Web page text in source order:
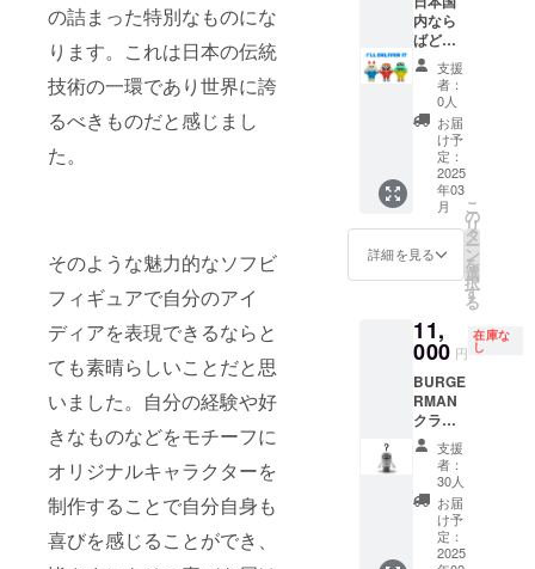
の詰まった特別なものにな
ります。これは日本の伝統
技術の一環であり世界に誇
るべきものだと感じまし
た。
そのような魅力的なソフビ
フィギュアで自分のアイ
ディアを表現できるならと
ても素晴らしいことだと思
いました。自分の経験や好
きなものなどをモチーフに
オリジナルキャラクターを
制作することで自分自身も
喜びを感じることができ、
す。実
際の商
品とは
デザイ
ン、色
味、仕
様が異
なる場
合があ
りま
す。 ※
リター
ンの提
状況に
より遅
延する
可能性
があり
ます。
ラー3体
セット
です。
・
Johnny
Burger
全高 :
約14㎝
横幅 :
約10㎝
・Nyan
Fortune
全高 :
約17㎝
横幅 :
・T･T
全高 :
約15㎝
横幅 :
約10㎝
※画像は
イメー
ジで
す。実
際の商
品とは
デザイ
ン、色
内なら
ばどこ
でも直
接行
き、手
渡しで[
FREAK
HEADS
] 1st カ
ラー 3
体セッ
トをお
届けい
たしま
クワク
しなが
ら渡し
に行か
せて頂
きま
す。 ※
プロ
ジェク
トオー
ナーの
交通
費・滞
支援
者：
0人
お届
け予
定：
2025
年03
月
詳細を見る
こ
の
リ
タ
ー
ン
を
選
択
す
る
11,
000 円
在庫な
し
BURGE
RMAN
クラ
ファン
限定カ
ラー
30体限
グスト
イの代
支援
者：
30人
お届
け予
定：
2025